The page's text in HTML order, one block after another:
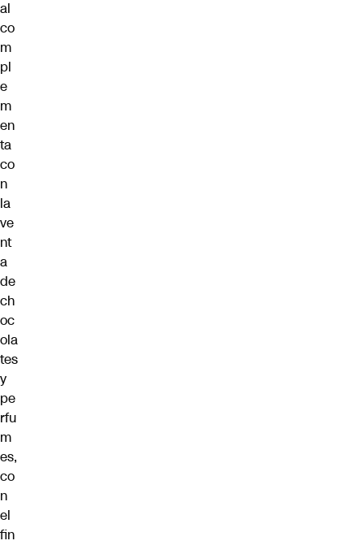
al
co
m
pl
e
m
en
ta
co
n
la
ve
nt
a
de
ch
oc
ola
tes
y
pe
rfu
m
es,
co
n
el
fin